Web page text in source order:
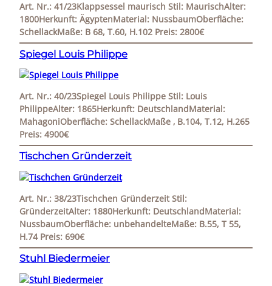
Art. Nr.: 41/23Klappsessel maurisch Stil: MaurischAlter:
1800Herkunft: ÄgyptenMaterial: NussbaumOberfläche:
SchellackMaße: B 68, T.60, H.102 Preis: 2800€
Spiegel Louis Philippe
Art. Nr.: 40/23Spiegel Louis Philippe Stil: Louis
PhilippeAlter: 1865Herkunft: DeutschlandMaterial:
MahagoniOberfläche: SchellackMaße ‚ B.104, T.12, H.265
Preis: 4900€
Tischchen Gründerzeit
Art. Nr.: 38/23Tischchen Gründerzeit Stil:
GründerzeitAlter: 1880Herkunft: DeutschlandMaterial:
NussbaumOberfläche: unbehandelteMaße: B.55, T 55,
H.74 Preis: 690€
Stuhl Biedermeier